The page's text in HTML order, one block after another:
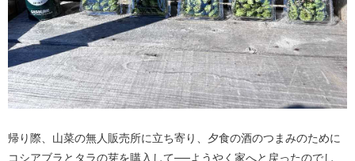
帰り際、山菜の無人販売所に立ち寄り、夕食の酒のつまみのために
コシアブラとタラの芽を購入して──ようやく家へと戻ったのでし